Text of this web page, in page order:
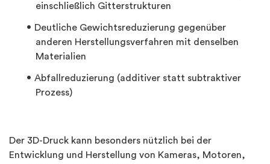
einschließlich Gitterstrukturen
Deutliche Gewichtsreduzierung gegenüber
anderen Herstellungsverfahren mit denselben
Materialien
Abfallreduzierung (additiver statt subtraktiver
Prozess)
Der 3D-Druck kann besonders nützlich bei der
Entwicklung und Herstellung von Kameras, Motoren,